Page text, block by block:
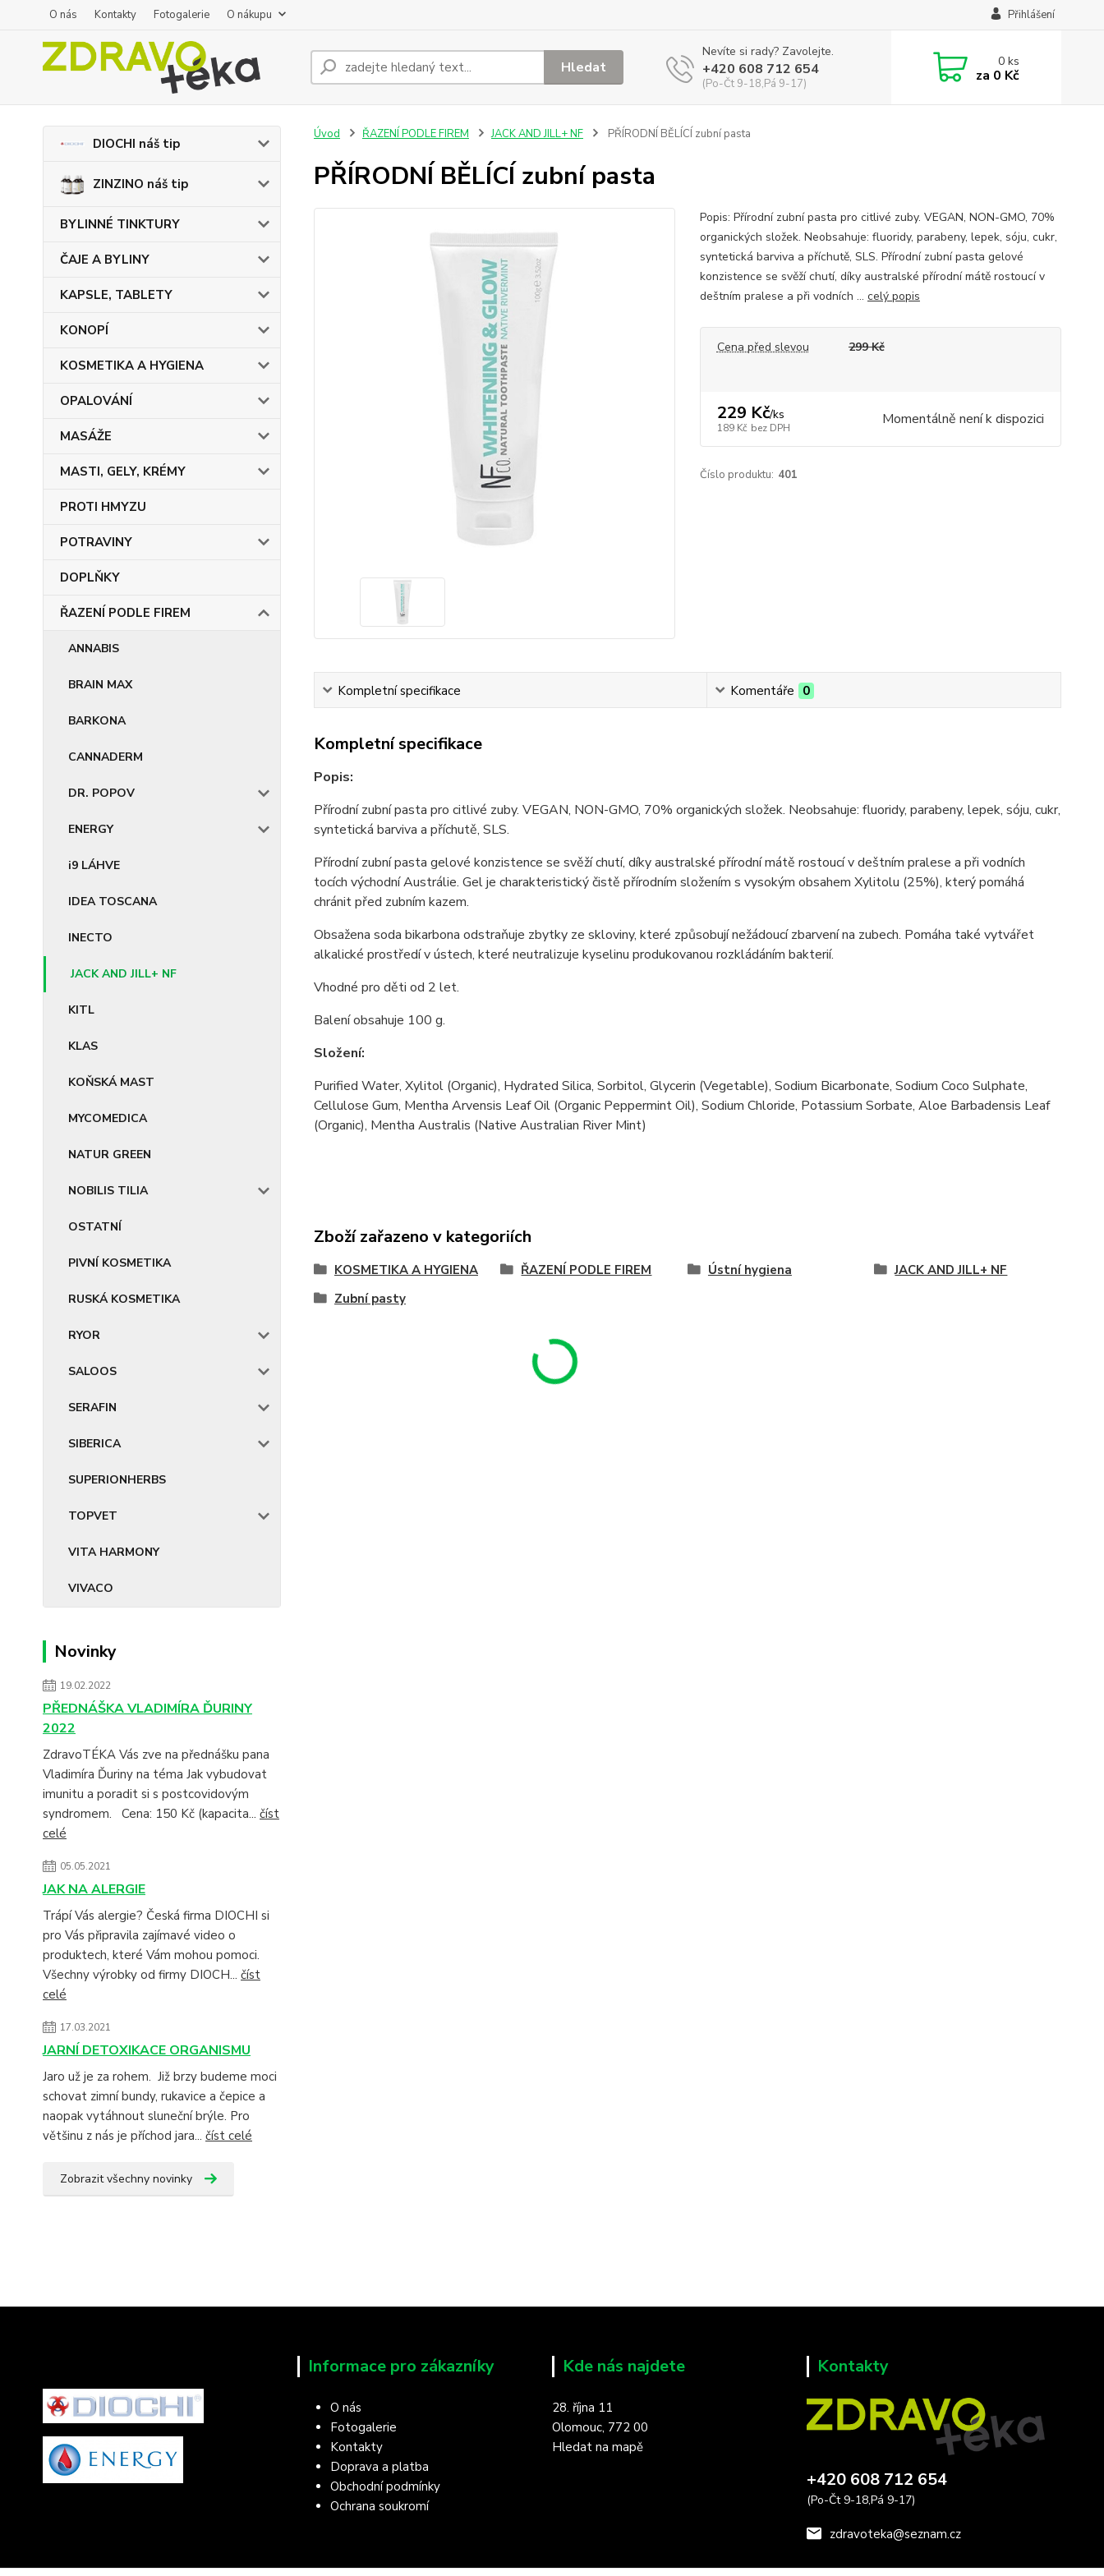
O nás Kontakty Fotogalerie O nákupu Přihlášení
Hledat
Nevíte si rady? Zavolejte.
+420 608 712 654
(Po-Čt 9-18,Pá 9-17)
0ks
za 0 Kč
DIOCHI náš tip
ZINZINO náš tip
BYLINNÉ TINKTURY
ČAJE A BYLINY
KAPSLE, TABLETY
KONOPÍ
KOSMETIKA A HYGIENA
OPALOVÁNÍ
MASÁŽE
MASTI, GELY, KRÉMY
PROTI HMYZU
POTRAVINY
DOPLŇKY
ŘAZENÍ PODLE FIREM
ANNABIS
BRAIN MAX
BARKONA
CANNADERM
DR. POPOV
ENERGY
i9 LÁHVE
IDEA TOSCANA
INECTO
JACK AND JILL+ NF
KITL
KLAS
KOŇSKÁ MAST
MYCOMEDICA
NATUR GREEN
NOBILIS TILIA
OSTATNÍ
PIVNÍ KOSMETIKA
RUSKÁ KOSMETIKA
RYOR
SALOOS
SERAFIN
SIBERICA
SUPERIONHERBS
TOPVET
VITA HARMONY
VIVACO
Novinky
19.02.2022
PŘEDNÁŠKA VLADIMÍRA ĎURINY
2022
ZdravoTÉKA Vás zve na přednášku pana
Vladimíra Ďuriny na téma Jak vybudovat
imunitu a poradit si s postcovidovým
syndromem. Cena: 150 Kč (kapacita... číst
celé
05.05.2021
JAK NA ALERGIE
Trápí Vás alergie? Česká firma DIOCHI si
pro Vás připravila zajímavé video o
produktech, které Vám mohou pomoci.
Všechny výrobky od firmy DIOCH... číst
celé
17.03.2021
JARNÍ DETOXIKACE ORGANISMU
Jaro už je za rohem. Již brzy budeme moci
schovat zimní bundy, rukavice a čepice a
naopak vytáhnout sluneční brýle. Pro
většinu z nás je příchod jara... číst celé
Zobrazit všechny novinky
Úvod ŘAZENÍ PODLE FIREM JACK AND JILL+ NF PŘÍRODNÍ BĚLÍCÍ zubní pasta
PŘÍRODNÍ BĚLÍCÍ zubní pasta
Popis: Přírodní zubní pasta pro citlivé zuby. VEGAN, NON-GMO, 70%
organických složek. Neobsahuje: fluoridy, parabeny, lepek, sóju, cukr,
syntetická barviva a příchutě, SLS. Přírodní zubní pasta gelové
konzistence se svěží chutí, díky australské přírodní mátě rostoucí v
deštním pralese a při vodních ... celý popis
Cena před slevou 299 Kč
229 Kč/ks
189 Kč bez DPH Momentálně není k dispozici
Číslo produktu: 401
Kompletní specifikace Komentáře 0
Kompletní specifikace
Popis:
Přírodní zubní pasta pro citlivé zuby. VEGAN, NON-GMO, 70% organických složek. Neobsahuje: fluoridy, parabeny, lepek, sóju, cukr,
syntetická barviva a příchutě, SLS.
Přírodní zubní pasta gelové konzistence se svěží chutí, díky australské přírodní mátě rostoucí v deštním pralese a při vodních
tocích východní Austrálie. Gel je charakteristický čistě přírodním složením s vysokým obsahem Xylitolu (25%), který pomáhá
chránit před zubním kazem.
Obsažena soda bikarbona odstraňuje zbytky ze skloviny, které způsobují nežádoucí zbarvení na zubech. Pomáha také vytvářet
alkalické prostředí v ústech, které neutralizuje kyselinu produkovanou rozkládáním bakterií.
Vhodné pro děti od 2 let.
Balení obsahuje 100 g.
Složení:
Purified Water, Xylitol (Organic), Hydrated Silica, Sorbitol, Glycerin (Vegetable), Sodium Bicarbonate, Sodium Coco Sulphate,
Cellulose Gum, Mentha Arvensis Leaf Oil (Organic Peppermint Oil), Sodium Chloride, Potassium Sorbate, Aloe Barbadensis Leaf
(Organic), Mentha Australis (Native Australian River Mint)
Zboží zařazeno v kategoriích
KOSMETIKA A HYGIENA ŘAZENÍ PODLE FIREM Ústní hygiena
JACK AND JILL+ NF
Zubní pasty
Informace pro zákazníky
O nás
Fotogalerie
Kontakty
Doprava a platba
Obchodní podmínky
Ochrana soukromí
Kde nás najdete
28. října 11
Olomouc, 772 00
Hledat na mapě
Kontakty
+420 608 712 654
(Po-Čt 9-18,Pá 9-17)
zdravoteka@seznam.cz